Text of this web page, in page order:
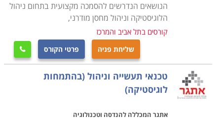
הקורס מקנה את כל הידע הנדרש, כך גם מי שאין לו כל
רקע בתחום, יוכל בסיום הקורס להיות מוכן לקראת עבודה
בתחום, כאשר ניתן כבר במהלך הקורס לנסות ולהשתלב
במחלקות הרכש של חברות מסוימות ולהתחיל לרכוש
ניסיון. קורס רכש ולוגיסטיקה מתקיים בכל רחבי הארץ: חיפה,
תל אביב , נתניה, כפר סבא ועוד מקומות רבים נוספים
אחרים.
הנושאים הנדרשים להסמכה מקצועית בתחום ניהול
הלוגיסטיקה וניהול מחסן מודרני,
קורסים בתל אביב והמרכז
שליחת פניה פרטי הקורס 
טכנאי תעשייה וניהול (בהתמחות
לוגיסטיקה)
אתגר המכללה להנדסה וטכנולוגיה